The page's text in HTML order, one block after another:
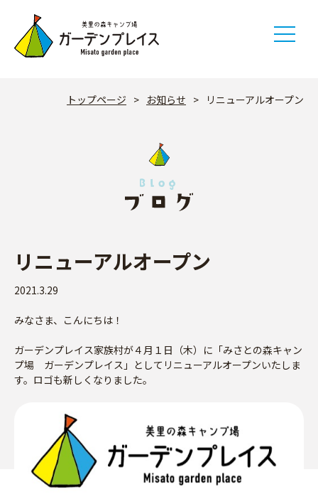
content
トップページ > お知らせ > リニューアルオープン
リニューアルオープン
2021.3.29
みなさま、こんにちは！
ガーデンプレイス家族村が４月１日（木）に「みさとの森キャン
プ場 ガーデンプレイス」としてリニューアルオープンいたしま
す。ロゴも新しくなりました。